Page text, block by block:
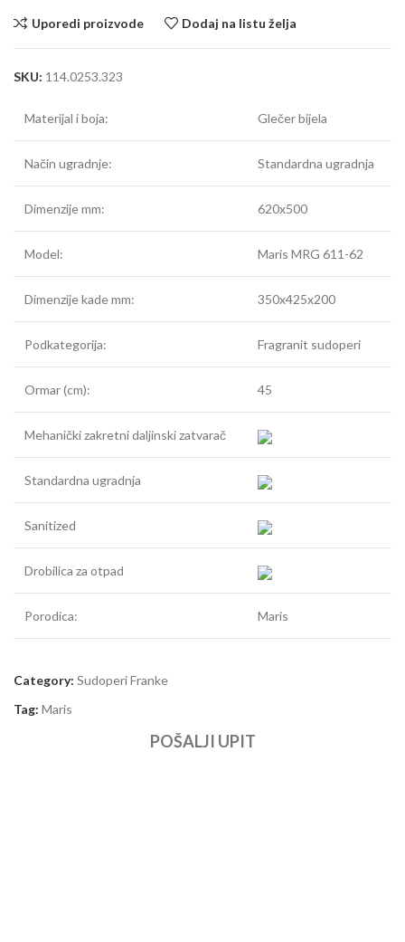
Uporedi proizvode Dodaj na listu želja
SKU: 114.0253.323
Materijal i boja: Glečer bijela
Način ugradnje: Standardna ugradnja
Dimenzije mm: 620x500
Model: Maris MRG 611-62
Dimenzije kade mm: 350x425x200
Podkategorija: Fragranit sudoperi
Ormar (cm): 45
Mehanički zakretni daljinski zatvarač
Standardna ugradnja
Sanitized
Drobilica za otpad
Porodica: Maris
Category: Sudoperi Franke
Tag: Maris
POŠALJI UPIT